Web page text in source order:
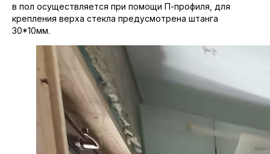
в пол осуществляется при помощи П-профиля, для
крепления верха стекла предусмотрена штанга
30*10мм.